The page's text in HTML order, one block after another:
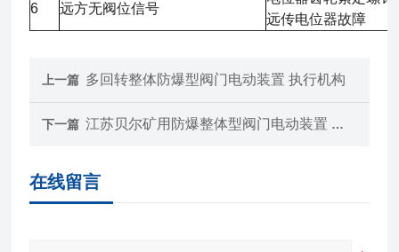
6 远方无阀位信号
远传电位器故障
上一篇 多回转整体防爆型阀门电动装置 执行机构
下一篇 江苏贝尔矿用防爆整体型阀门电动装置 执行机构
在线留言